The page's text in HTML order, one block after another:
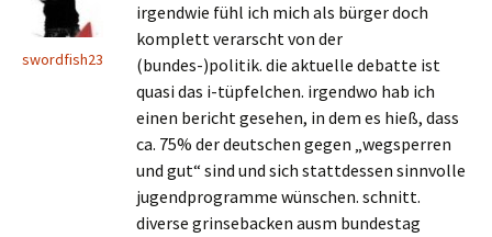
swordfish23
irgendwie fühl ich mich als bürger doch
komplett verarscht von der
(bundes-)politik. die aktuelle debatte ist
quasi das i-tüpfelchen. irgendwo hab ich
einen bericht gesehen, in dem es hieß, dass
ca. 75% der deutschen gegen „wegsperren
und gut“ sind und sich stattdessen sinnvolle
jugendprogramme wünschen. schnitt.
diverse grinsebacken ausm bundestag